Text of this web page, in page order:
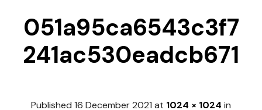
051a95ca6543c3f7
241ac530eadcb671
Published 16 December 2021 at 1024 × 1024 in